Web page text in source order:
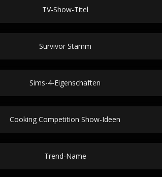
TV-Show-Titel
Survivor Stamm
Sims-4-Eigenschaften
Cooking Competition Show-Ideen
Trend-Name